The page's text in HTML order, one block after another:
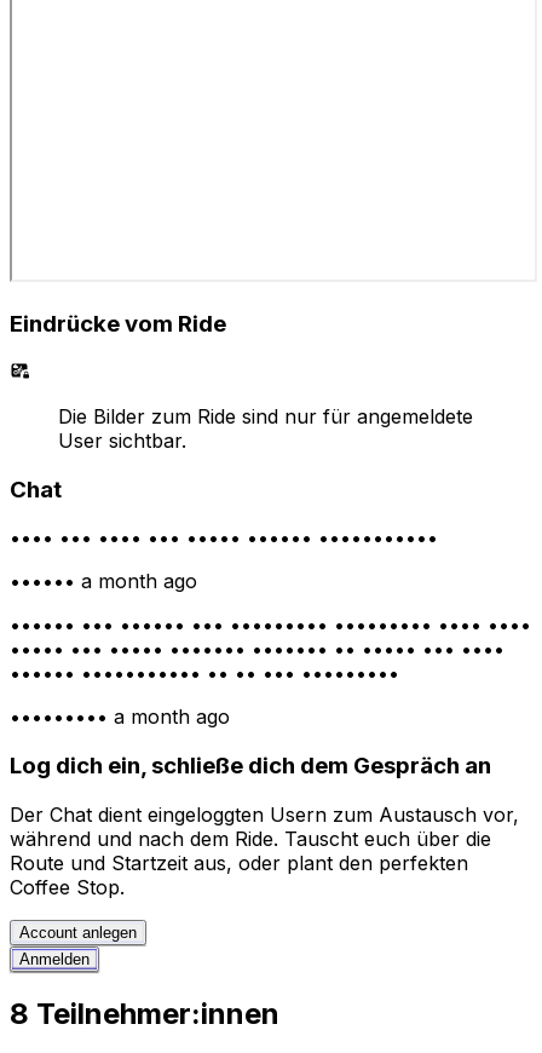
Eindrücke vom Ride
Die Bilder zum Ride sind nur für angemeldete
User sichtbar.
Chat
•••• ••• •••• ••• ••••• •••••• •••••••••••
•••••• a month ago
•••••• ••• •••••• ••• ••••••••• ••••••••• •••• ••••
••••• ••• ••••• ••••••• ••••••• •• ••••• ••• ••••
•••••• ••••••••••• •• •• ••• •••••••••
••••••••• a month ago
Log dich ein, schließe dich dem Gespräch an
Der Chat dient eingeloggten Usern zum Austausch vor,
während und nach dem Ride. Tauscht euch über die
Route und Startzeit aus, oder plant den perfekten
Coffee Stop.
Account anlegen
Anmelden
8 Teilnehmer:innen